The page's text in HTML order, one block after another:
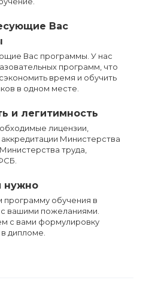
Вас
Вас программы. У нас
программ, что
время и обучить
в одном месте.
и легитимность
лицензии,
Министерства
труда,
нужно
программу обучения в
с вашими пожеланиями.
с вами формулировку
дипломе.